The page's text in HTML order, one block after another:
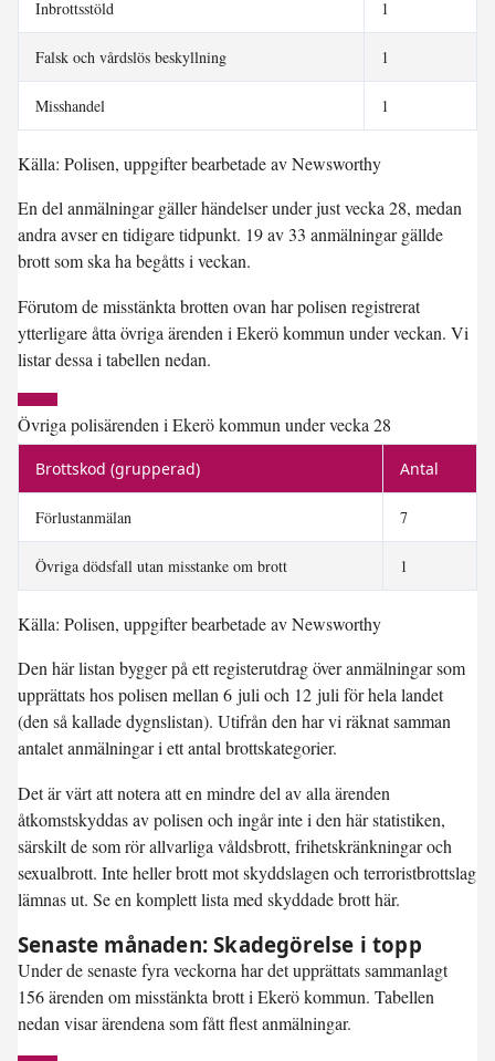
Inbrottsstöld 1
Falsk och vårdslös beskyllning 1
Misshandel 1
Källa: Polisen, uppgifter bearbetade av Newsworthy
En del anmälningar gäller händelser under just vecka 28, medan
andra avser en tidigare tidpunkt. 19 av 33 anmälningar gällde
brott som ska ha begåtts i veckan.
Förutom de misstänkta brotten ovan har polisen registrerat
ytterligare åtta övriga ärenden i Ekerö kommun under veckan. Vi
listar dessa i tabellen nedan.
Övriga polisärenden i Ekerö kommun under vecka 28
Brottskod (grupperad) Antal
Förlustanmälan 7
Övriga dödsfall utan misstanke om brott 1
Källa: Polisen, uppgifter bearbetade av Newsworthy
Den här listan bygger på ett registerutdrag över anmälningar som
upprättats hos polisen mellan 6 juli och 12 juli för hela landet
(den så kallade dygnslistan). Utifrån den har vi räknat samman
antalet anmälningar i ett antal brottskategorier.
Det är värt att notera att en mindre del av alla ärenden
åtkomstskyddas av polisen och ingår inte i den här statistiken,
särskilt de som rör allvarliga våldsbrott, frihetskränkningar och
sexualbrott. Inte heller brott mot skyddslagen och terroristbrottslag
lämnas ut. Se en komplett lista med skyddade brott här.
Senaste månaden: Skadegörelse i topp
Under de senaste fyra veckorna har det upprättats sammanlagt
156 ärenden om misstänkta brott i Ekerö kommun. Tabellen
nedan visar ärendena som fått flest anmälningar.